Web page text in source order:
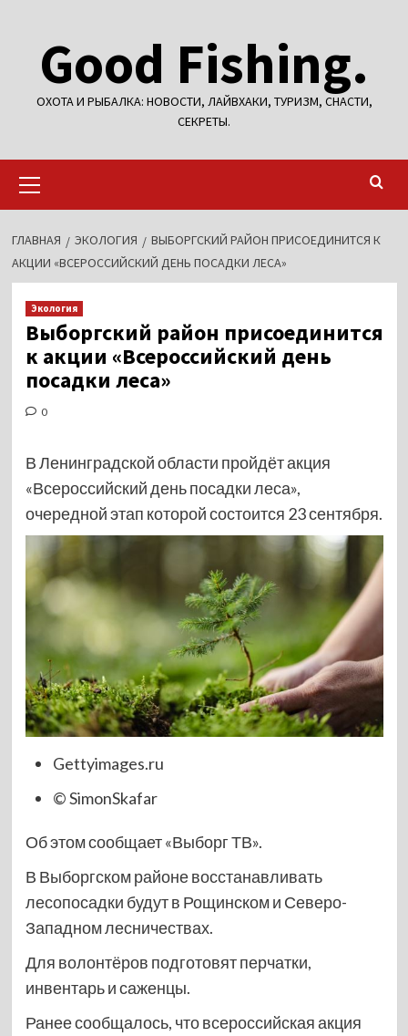
содержимому
Good Fishing.
ОХОТА И РЫБАЛКА: НОВОСТИ, ЛАЙВХАКИ, ТУРИЗМ, СНАСТИ,
СЕКРЕТЫ.
меню
ГЛАВНАЯ ЭКОЛОГИЯ
ВЫБОРГСКИЙ РАЙОН ПРИСОЕДИНИТСЯ К
АКЦИИ «ВСЕРОССИЙСКИЙ ДЕНЬ ПОСАДКИ ЛЕСА»
Экология
Выборгский район присоединится
к акции «Всероссийский день
посадки леса»
0
В Ленинградской области пройдёт акция
«Всероссийский день посадки леса»,
очередной этап которой состоится 23 сентября.
Gettyimages.ru
© SimonSkafar
Об этом сообщает «Выборг ТВ».
В Выборгском районе восстанавливать
лесопосадки будут в Рощинском и Северо-
Западном лесничествах.
Для волонтёров подготовят перчатки,
инвентарь и саженцы.
Ранее сообщалось, что всероссийская акция